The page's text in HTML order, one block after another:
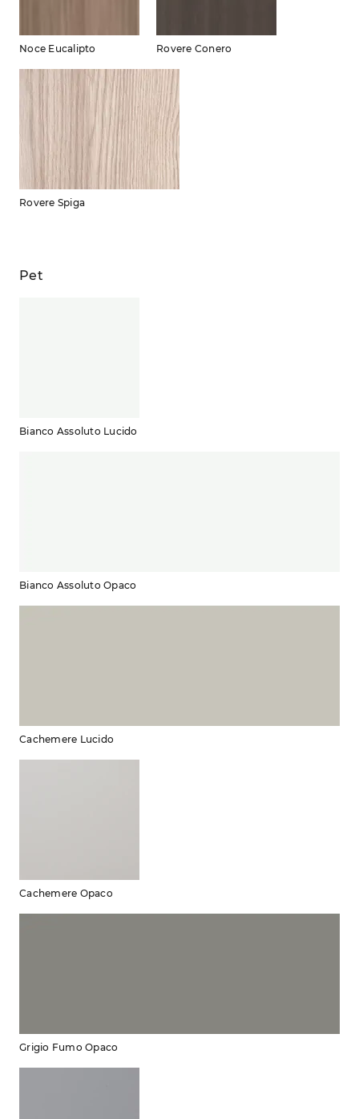
Noce Eucalipto Rovere Conero
Rovere Spiga
Pet
Bianco Assoluto Lucido
Bianco Assoluto Opaco
Cachemere Lucido
Cachemere Opaco
Grigio Fumo Opaco